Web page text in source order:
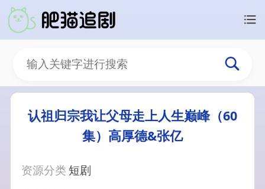
认祖归宗我让父母走上人生巅峰（60
集）高厚德&张亿
资源分类 短剧